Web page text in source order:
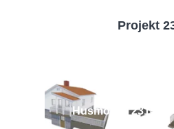
Projekt
Husmodell 2314 -